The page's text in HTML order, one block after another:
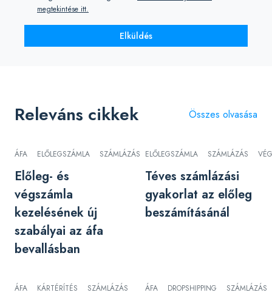
megtekintése itt.
Elküldés
Releváns cikkek Összes olvasása
ÁFA ELŐLEGSZÁMLA SZÁMLÁZÁS VÉGSZÁMLA
Előleg- és
végszámla
kezelésének új
szabályai az áfa
bevallásban
ELŐLEGSZÁMLA SZÁMLÁZÁS
Téves számlázási
gyakorlat az előleg
beszámításánál
ÁFA KÁRTÉRÍTÉS SZÁMLÁZÁS ÁFA DROPSHIPPING SZÁMLÁZÁS